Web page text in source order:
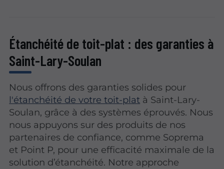
Étanchéité de toit-plat : des garanties à
Saint-Lary-Soulan
Nous offrons des garanties solides pour
l'étanchéité de votre toit-plat à Saint-Lary-
Soulan, grâce à des systèmes éprouvés. Nous
nous appuyons sur des produits de nos
partenaires de confiance, comme Soprema
et Point P, pour une efficacité maximale de la
solution d’étanchéité. Notre approche